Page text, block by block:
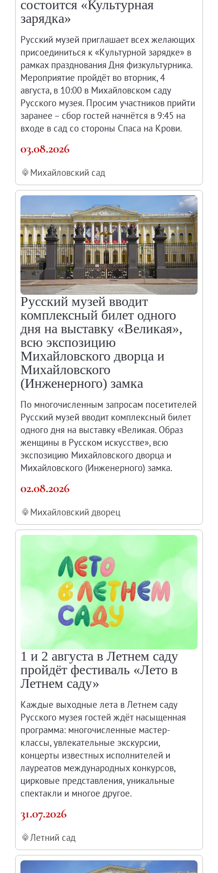
Клуб Друзей Русского музея
Партнеры и спонсоры
Культурно-просветительские и
Ассоциация художественных музеев
Локальные нормативные акты
Уставные документы
Закупки
Результаты проведения специальной
Аренда
Противодействие коррупции
Страницы памяти
Коллекции
Древнерусское искусство
Живопись XVIII – первой половины XIX вв.
Живопись второй половины XIX века -
Скульптура XVIII – начала XX вв.
Скульптура XX – XXI вв.
Нумизматика
Гравюра
Рисунок
Декоративно-прикладное искусство
Народное искусство
Искусство новейших течений
Архив изображений
Современная фотография
Дар Петера и Ирене Людвиг
Образование и наука
Молодёжный совет
Каталоги и альбомы
Научные каталоги собрания
Научные сборники
Буклеты
Ежегодные отчеты
Служба регионального развития Русского
Лекции и абонементы
Лекторий
Лекции
Абонементы
Реставрация
Открытая реставрация шедевров Григория
Искусство и технологии
Онлайн-курсы «Лифт в будущее»
Современная наука и границы синтеза
Виртуальные коллекции
состоится «Культурная
зарядка»
Русский музей приглашает всех желающих
присоединиться к «Культурной зарядке» в
рамках празднования Дня физкультурника.
Мероприятие пройдёт во вторник, 4
августа, в 10:00 в Михайловском саду
Русского музея. Просим участников прийти
заранее – сбор гостей начнётся в 9:45 на
входе в сад со стороны Спаса на Крови.
03.08.2026
Михайловский сад
Русский музей вводит
комплексный билет одного
дня на выставку «Великая»,
всю экспозицию
Михайловского дворца и
Михайловского
(Инженерного) замка
По многочисленным запросам посетителей
Русский музей вводит комплексный билет
одного дня на выставку «Великая. Образ
женщины в Русском искусстве», всю
экспозицию Михайловского дворца и
Михайловского (Инженерного) замка.
02.08.2026
Михайловский дворец
1 и 2 августа в Летнем саду
пройдёт фестиваль «Лето в
Летнем саду»
Каждые выходные лета в Летнем саду
Русского музея гостей ждёт насыщенная
программа: многочисленные мастер-
классы, увлекательные экскурсии,
концерты известных исполнителей и
лауреатов международных конкурсов,
цирковые представления, уникальные
спектакли и многое другое.
31.07.2026
Летний сад